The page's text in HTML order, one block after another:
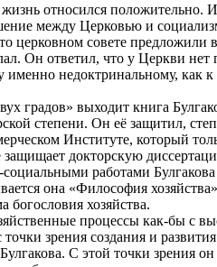
относился
между Церковью и
церковном совете предложили
Он ответил, что у Церкви
именнонедоктринальному, как
градов» выходит книга
степени. Он её защитил,
Институте, который
докторскую
работами
она «Философия
хозяйства.
процессы как-бы с
точки зрения создания и
Булгакова. С этой точки зрения